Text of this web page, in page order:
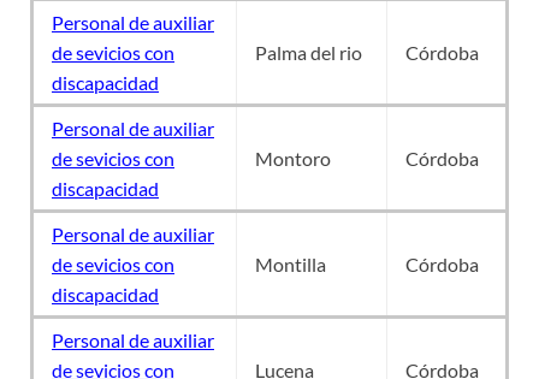
Personal de auxiliar
de sevicios con
discapacidad
Palma del rio Córdoba
Personal de auxiliar
de sevicios con
discapacidad
Montoro Córdoba
Personal de auxiliar
de sevicios con
discapacidad
Montilla Córdoba
Personal de auxiliar
de sevicios con
Lucena Córdoba